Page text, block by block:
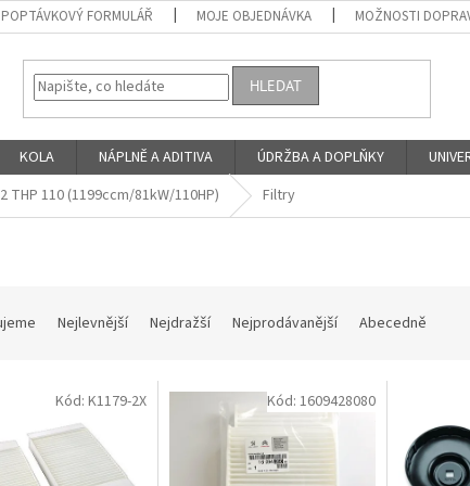
POPTÁVKOVÝ FORMULÁŘ MOJE OBJEDNÁVKA MOŽNOSTI
HLEDAT
KOLA NÁPLNĚ A ADITIVA ÚDRŽBA A DOPLŇKY
THP 110 (1199ccm/81kW/110HP) Filtry
Nejlevnější Nejdražší Nejprodávanější Abecedně
Kód: K1179-2X Kód: 1609428080